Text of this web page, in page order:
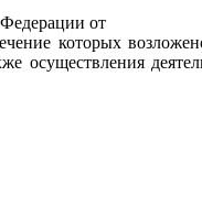
от
которых
осуществления